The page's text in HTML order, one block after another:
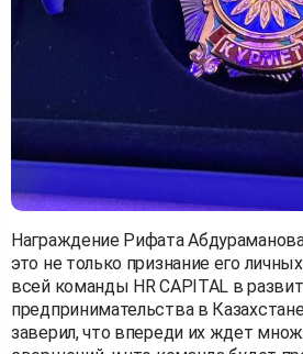
Награждение Рифата
это не только признание его
всей команды HR CAPITAL в
предпринимательства в
заверил, что впереди их ждет